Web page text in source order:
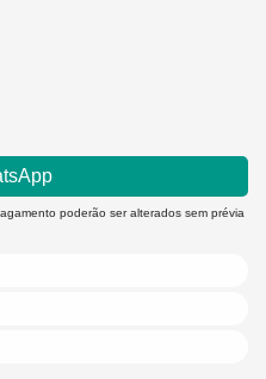
poderão ser alterados sem prévia